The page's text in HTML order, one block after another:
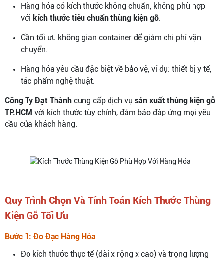
Hàng hóa có kích thước không chuẩn, không phù hợp
với kích thước tiêu chuẩn thùng kiện gỗ.
Cần tối ưu không gian container để giảm chi phí vận
chuyển.
Hàng hóa yêu cầu đặc biệt về bảo vệ, ví dụ: thiết bị y tế,
tác phẩm nghệ thuật.
Công Ty Đạt Thành cung cấp dịch vụ sản xuất thùng kiện gỗ
TP.HCM với kích thước tùy chỉnh, đảm bảo đáp ứng mọi yêu
cầu của khách hàng.
Quy Trình Chọn Và Tính Toán Kích Thước Thùng
Kiện Gỗ Tối Ưu
Bước 1: Đo Đạc Hàng Hóa
Đo kích thước thực tế (dài x rộng x cao) và trọng lượng